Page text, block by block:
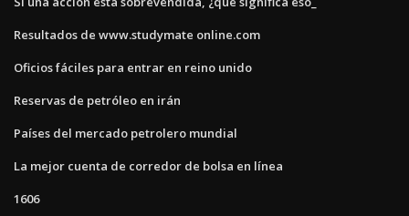
Resultados de www.studymate online.com
Oficios fáciles para entrar en reino unido
Reservas de petróleo en irán
Países del mercado petrolero mundial
La mejor cuenta de corredor de bolsa en línea
1606